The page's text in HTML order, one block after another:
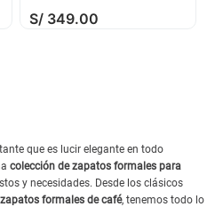
S/ 349.00
que es lucir elegante en todo
colección de zapatos formales para
y necesidades. Desde los clásicos
formales de café, tenemos todo lo